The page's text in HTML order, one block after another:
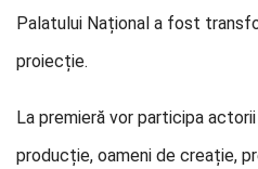
Palatului Național a fost
proiecție.
La premieră vor participa
producție, oameni de creație,